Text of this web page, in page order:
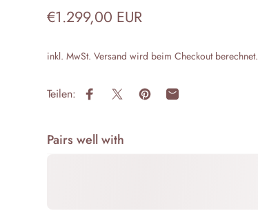
€1.299,00 EUR
inkl. MwSt. Versand wird beim Checkout berechnet.
Teilen: Auf Facebook teilen
Auf X teilenAuf Pinterest pinnen
Per E-Mail teilen
Pairs well with